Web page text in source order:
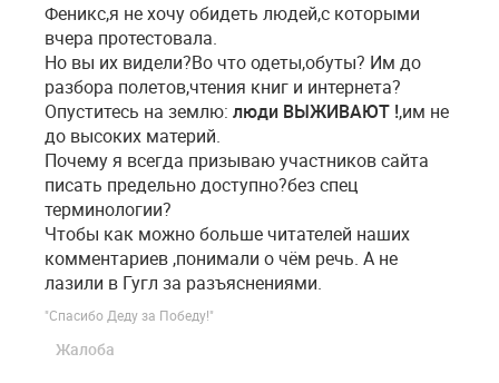
Феникс,я не хочу обидеть людей,с которыми
вчера протестовала.
Но вы их видели?Во что одеты,обуты? Им до
разбора полетов,чтения книг и интернета?
Опуститесь на землю: люди ВЫЖИВАЮТ !,им не
до высоких материй.
Почему я всегда призываю участников сайта
писать предельно доступно?без спец
терминологии?
Чтобы как можно больше читателей наших
комментариев ,понимали о чём речь. А не
лазили в Гугл за разъяснениями.
"Спасибо Деду за Победу!"
Жалоба